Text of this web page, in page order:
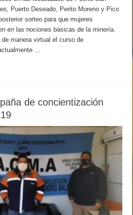
Puerto Deseado, Perito Moreno y Pico
sorteo para que mujeres
en las nociones básicas de la minería.
manera virtual el curso de
…
de concientización